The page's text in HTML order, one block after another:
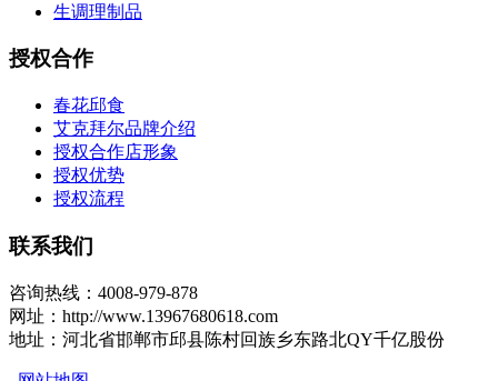
生调理制品
授权合作
春花邱食
艾克拜尔品牌介绍
授权合作店形象
授权优势
授权流程
联系我们
咨询热线：4008-979-878
网址：http://www.13967680618.com
地址：河北省邯郸市邱县陈村回族乡东路北QY千亿股份